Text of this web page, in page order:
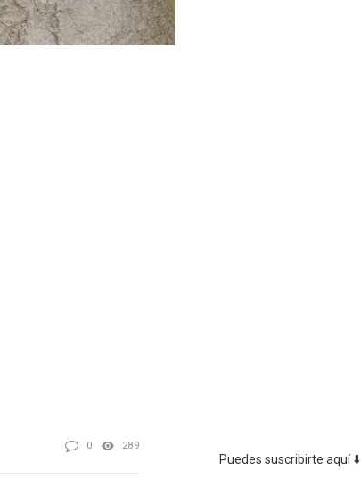
0 289
Puedes suscribirte aquí ⬇️